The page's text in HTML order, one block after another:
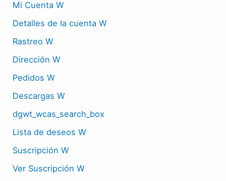
Mi Cuenta W
Detalles de la cuenta W
Rastreo W
Dirección W
Pedidos W
Descargas W
dgwt_wcas_search_box
Lista de deseos W
Suscripción W
Ver Suscripción W